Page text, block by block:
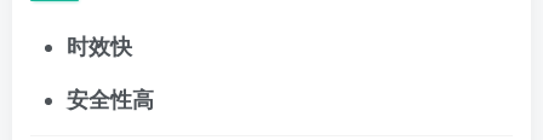
时效快
安全性高